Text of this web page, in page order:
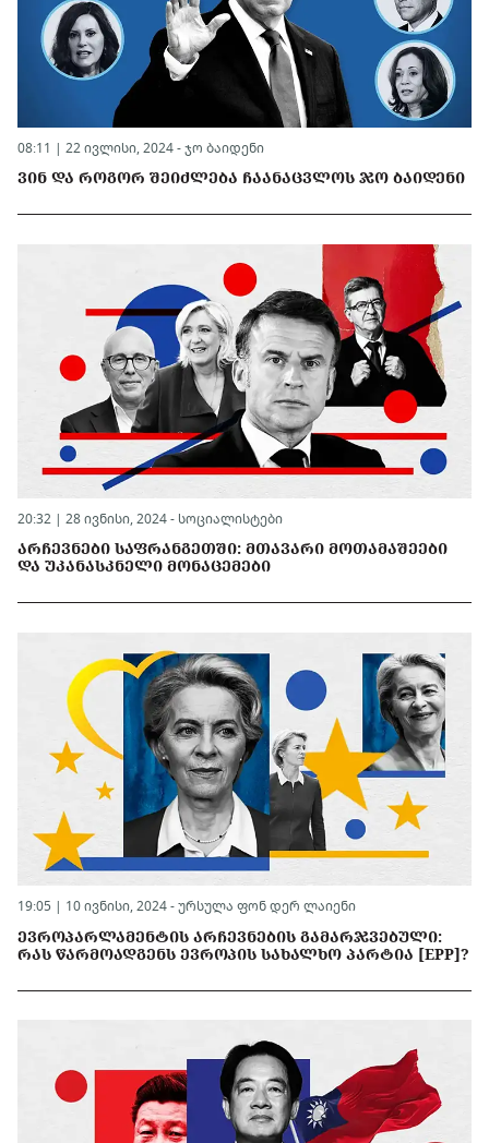
08:11 | 22 ივლისი, 2024 - ჯო ბაიდენი
ᲕᲘᲜ ᲓᲐ ᲠᲝᲒᲝᲠ ᲨᲔᲘᲫᲚᲔᲑᲐ ᲩᲐᲐᲜᲐᲪᲕᲚᲝᲡ ᲯᲝ ᲑᲐᲘᲓᲔᲜᲘ
20:32 | 28 ივნისი, 2024 - სოციალისტები
ᲐᲠᲩᲔᲕᲜᲔᲑᲘ ᲡᲐᲤᲠᲐᲜᲒᲔᲗᲨᲘ: ᲛᲗᲐᲕᲐᲠᲘ ᲛᲝᲗᲐᲛᲐᲨᲔᲔᲑᲘ
ᲓᲐ ᲣᲙᲐᲜᲐᲡᲙᲜᲔᲚᲘ ᲛᲝᲜᲐᲪᲔᲛᲔᲑᲘ
19:05 | 10 ივნისი, 2024 - ურსულა ფონ დერ ლაიენი
ᲔᲕᲠᲝᲞᲐᲠᲚᲐᲛᲔᲜᲢᲘᲡ ᲐᲠᲩᲔᲕᲜᲔᲑᲘᲡ ᲒᲐᲛᲐᲠᲯᲕᲔᲑᲣᲚᲘ:
ᲠᲐᲡ ᲬᲐᲠᲛᲝᲐᲓᲒᲔᲜᲡ ᲔᲕᲠᲝᲞᲘᲡ ᲡᲐᲮᲐᲚᲮᲝ ᲞᲐᲠᲢᲘᲐ [EPP]?